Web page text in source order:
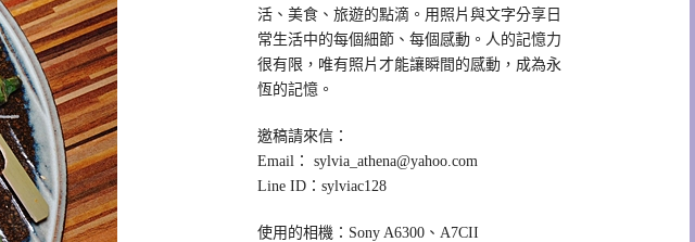
活、美食、旅遊的點滴。用照片與文字分享日
常生活中的每個細節、每個感動。人的記憶力
很有限，唯有照片才能讓瞬間的感動，成為永
恆的記憶。
邀稿請來信：
Email：
sylvia_athena@yahoo.com
Line ID：sylviac128
使用的相機：Sony A6300、A7CII